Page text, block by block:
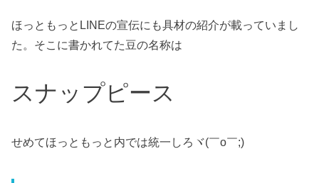
ほっともっとLINEの宣伝にも具材の紹介が載っていまし
た。そこに書かれてた豆の名称は
スナップピース
せめてほっともっと内では統一しろヾ(￣o￣;)